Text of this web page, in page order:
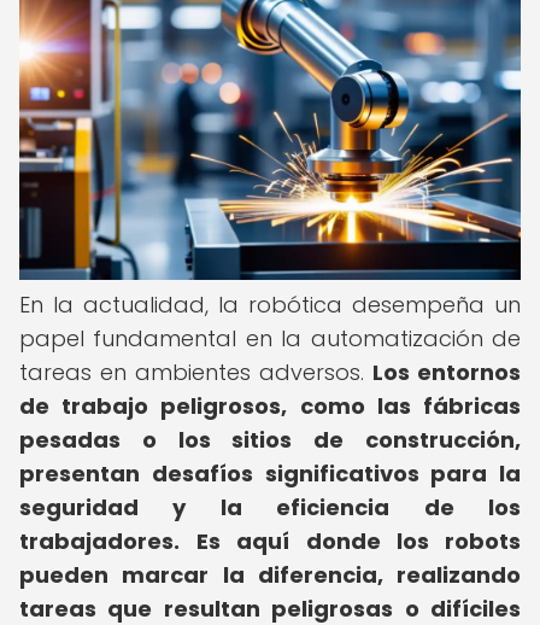
En la actualidad, la robótica desempeña un
papel fundamental en la automatización de
tareas en ambientes adversos. Los entornos
de trabajo peligrosos, como las fábricas
pesadas o los sitios de construcción,
presentan desafíos significativos para la
seguridad y la eficiencia de los
trabajadores.
Es aquí donde los robots
pueden marcar la diferencia, realizando
tareas que resultan peligrosas o difíciles